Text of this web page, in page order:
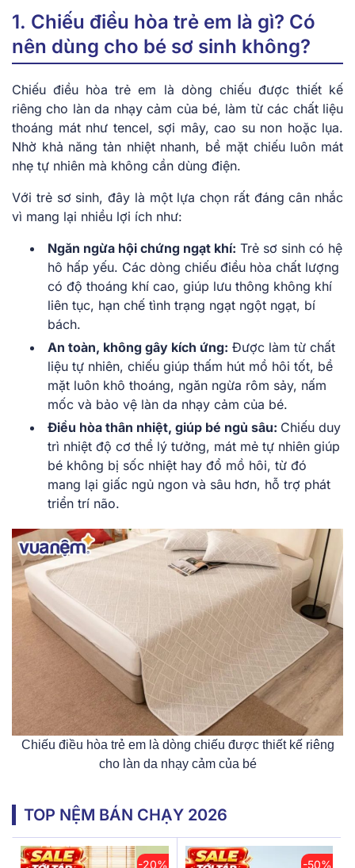
1. Chiếu điều hòa trẻ em là gì? Có
nên dùng cho bé sơ sinh không?
Chiếu điều hòa trẻ em là dòng chiếu được thiết kế
riêng cho làn da nhạy cảm của bé, làm từ các chất liệu
thoáng mát như tencel, sợi mây, cao su non hoặc lụa.
Nhờ khả năng tản nhiệt nhanh, bề mặt chiếu luôn mát
nhẹ tự nhiên mà không cần dùng điện.
Với trẻ sơ sinh, đây là một lựa chọn rất đáng cân nhắc
vì mang lại nhiều lợi ích như:
Ngăn ngừa hội chứng ngạt khí: Trẻ sơ sinh có hệ
hô hấp yếu. Các dòng chiếu điều hòa chất lượng
có độ thoáng khí cao, giúp lưu thông không khí
liên tục, hạn chế tình trạng ngạt ngột ngạt, bí
bách.
An toàn, không gây kích ứng: Được làm từ chất
liệu tự nhiên, chiếu giúp thấm hút mồ hôi tốt, bề
mặt luôn khô thoáng, ngăn ngừa rôm sảy, nấm
mốc và bảo vệ làn da nhạy cảm của bé.
Điều hòa thân nhiệt, giúp bé ngủ sâu: Chiếu duy
trì nhiệt độ cơ thể lý tưởng, mát mẻ tự nhiên giúp
bé không bị sốc nhiệt hay đổ mồ hôi, từ đó
mang lại giấc ngủ ngon và sâu hơn, hỗ trợ phát
triển trí não.
Chiếu điều hòa trẻ em là dòng chiếu được thiết kế riêng
cho làn da nhạy cảm của bé
TOP NỆM BÁN CHẠY 2026
-20% -50%